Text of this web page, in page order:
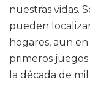
nuestras vidas.
pueden
hogares, aun
primeros
la década de